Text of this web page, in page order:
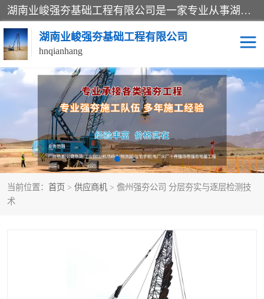
湖南业峻强夯基础工程有限公司是一家专业从事湖南强夯基础工程、强夯机租赁，地基处理的施工单位。业务覆盖：湖南、广东，江西等地。可承接1000KN.m-25000KN.m强夯（置换）工程。公司创始人是国内较早期从事强夯施工的建设者，经过多年的一步一个脚印的发展，在行业内具有较高的度和良好的口碑。
湖南业峻强夯基础工程有限公司
hnqianhang
当前位置： 首页 > 供应商机 > 儋州强夯公司 分层夯实与逐层检测技
术
强夯施工案例 强夯机租赁
强夯施工工程 强夯施工队伍
强夯队伍